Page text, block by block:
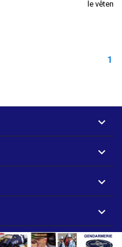
le
Prix



